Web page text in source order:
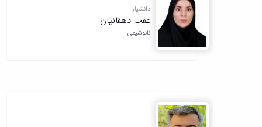
دانشیار
عفت دهقانیان
نانوشیمی